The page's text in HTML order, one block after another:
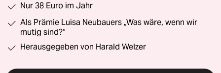
Nur 38 Euro im Jahr
Als Prämie Luisa Neubauers „Was wäre, wenn wir
mutig sind?“
Herausgegeben von Harald Welzer